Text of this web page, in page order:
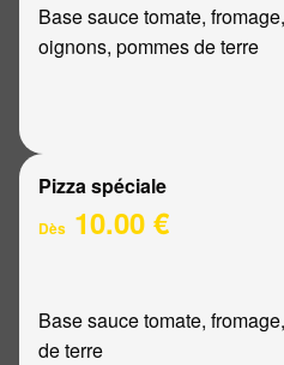
Base sauce tomate,
oignons, pommes de terre
Pizza spéciale
Dès 10.00 €
Base sauce tomate,
de terre